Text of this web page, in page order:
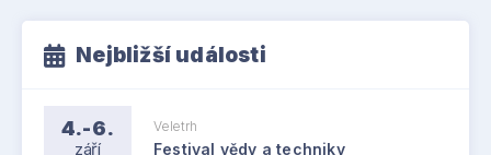
Nejbližší události
4.-6.
září
Veletrh
Festival vědy a techniky